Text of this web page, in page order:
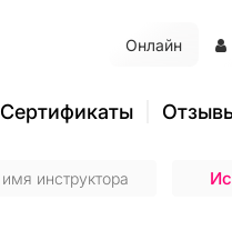
Сертификаты
Онлайн